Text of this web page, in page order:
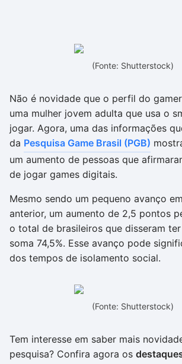
(Fonte: Shutterstock)
Não é novidade que o perfil do
uma mulher jovem adulta que usa o
jogar. Agora, uma das informações
da Pesquisa Game Brasil (PGB)
um aumento de pessoas que
de jogar games digitais.
Mesmo sendo um pequeno avanço
anterior, um aumento de 2,5 pontos
o total de brasileiros que disseram
soma 74,5%. Esse avanço pode
dos tempos de isolamento social.
(Fonte: Shutterstock)
Tem interesse em saber mais
pesquisa? Confira agora os